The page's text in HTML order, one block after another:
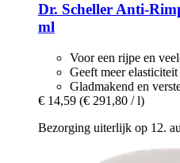
Dr. Scheller Anti-​
ml
Voor een rijpe en
Geeft meer elasticiteit
Gladmakend en
€ 14,59 (€ 291,80 / l)
Bezorging uiterlijk op 12.